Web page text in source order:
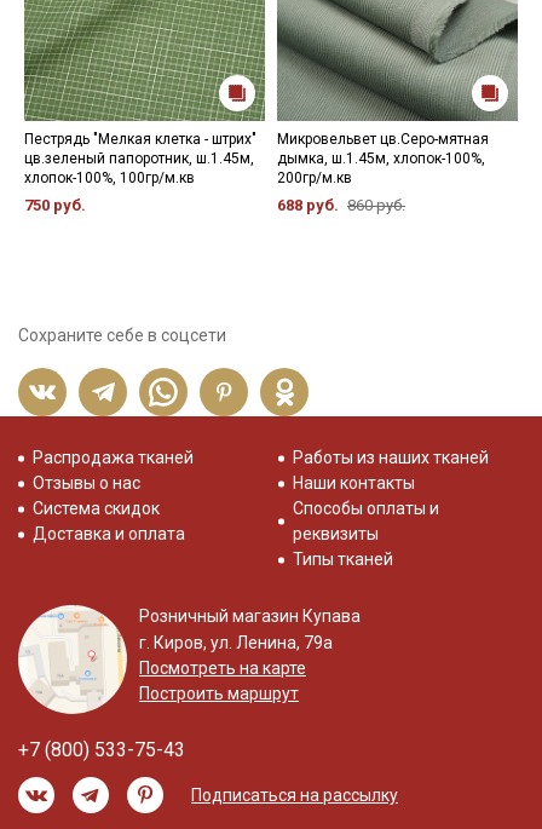
Пестрядь "Мелкая клетка - штрих"
цв.зеленый папоротник, ш.1.45м,
хлопок-100%, 100гр/м.кв
750 руб.
Микровельвет цв.Серо-мятная
дымка, ш.1.45м, хлопок-100%,
200гр/м.кв
688 руб. 860 руб.
Сохраните себе в соцсети
Распродажа тканей
Отзывы о нас
Система скидок
Доставка и оплата
Работы из наших тканей
Наши контакты
Способы оплаты и
реквизиты
Типы тканей
Розничный магазин Купава
г. Киров, ул. Ленина, 79а
Посмотреть на карте
Построить маршрут
+7 (800) 533-75-43
Подписаться на рассылку